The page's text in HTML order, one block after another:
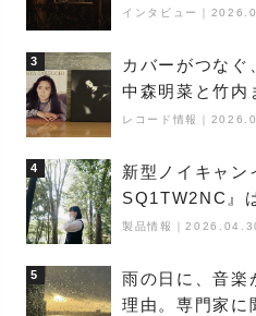
夜神楽』をレポ
インタビュー
3
カバーがつな
中森明菜と竹内
レコード情報
4
新型ノイキャン
SQ1TW2NC』
り得るーシンガ
製品情報 ｜
5
雨の日に、音楽
理由。専門家に